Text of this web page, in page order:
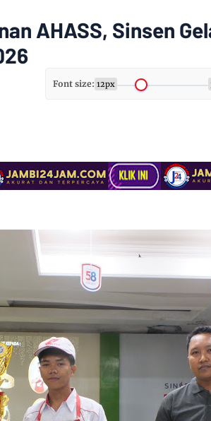
AHASS, Sinsen
Font size: 12px